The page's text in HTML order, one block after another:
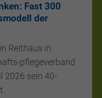
Fast 300
der
Reithaus in
pflegeverband
2026 sein 40-